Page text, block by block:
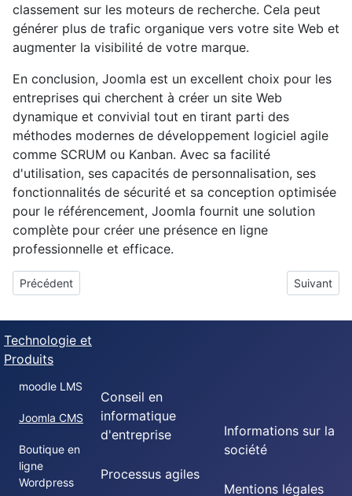
classement sur les moteurs de recherche. Cela peut
générer plus de trafic organique vers votre site Web et
augmenter la visibilité de votre marque.
En conclusion, Joomla est un excellent choix pour les
entreprises qui cherchent à créer un site Web
dynamique et convivial tout en tirant parti des
méthodes modernes de développement logiciel agile
comme SCRUM ou Kanban. Avec sa facilité
d'utilisation, ses capacités de personnalisation, ses
fonctionnalités de sécurité et sa conception optimisée
pour le référencement, Joomla fournit une solution
complète pour créer une présence en ligne
professionnelle et efficace.
Article précédent : moodle LMS
Précédent Article
Suivant
Technologie et
Produits
moodle LMS
Joomla CMS
Boutique en
ligne
Wordpress
Conseil en
informatique
d'entreprise
Processus agiles
Informations sur la
société
Mentions légales